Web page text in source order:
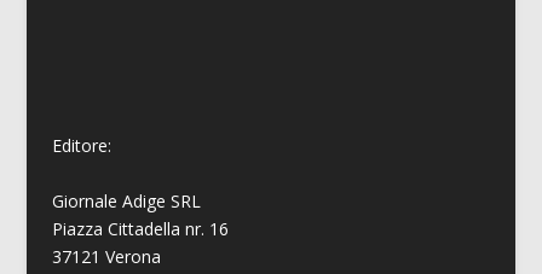
Editore:
Giornale Adige SRL
Piazza Cittadella nr. 16
37121 Verona